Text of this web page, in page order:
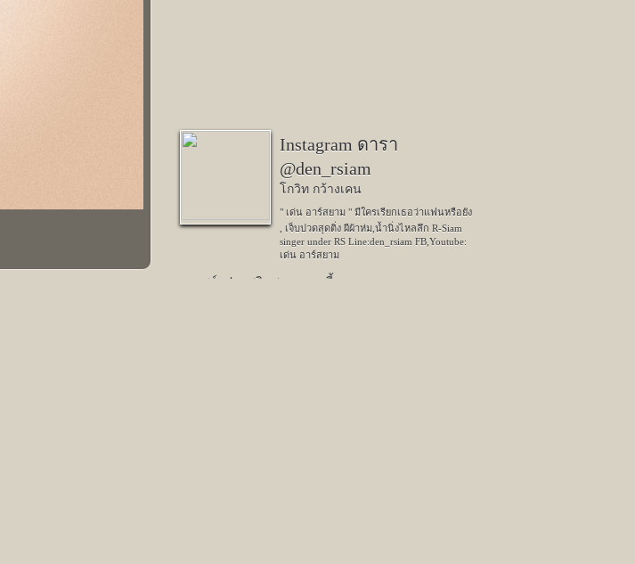
Instagram ดารา
@den_rsiam
โกวิท กว้างเคน
" เด่น อาร์สยาม " มีใครเรียกเธอว่าแฟนหรือยัง
, เจ็บปวดสุดติ่ง ผีผ้าห่ม,น้ำนิ่งไหลลึก R-Siam
singer under RS Line:den_rsiam FB,Youtube:
เด่น อาร์สยาม
แชร์รูปภาพอินสตาแกรมนี้